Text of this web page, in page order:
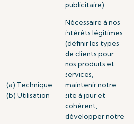
publicitaire)
(a) Technique
(b) Utilisation
Nécessaire à nos
intérêts légitimes
(définir les types
de clients pour
nos produits et
services,
maintenir notre
site à jour et
cohérent,
développer notre